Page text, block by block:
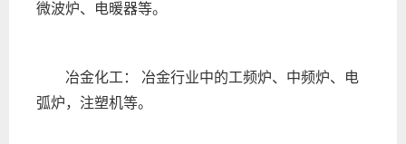
微波炉、电暖器等。
冶金化工： 冶金行业中的工频炉、中频炉、电
弧炉，注塑机等。